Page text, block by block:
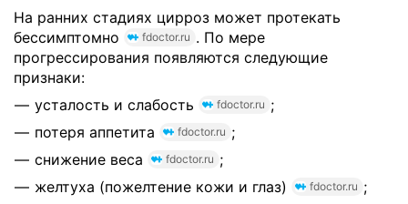
На ранних стадиях цирроз может протекать
бессимптомно
fdoctor.ru . По мере
прогрессирования появляются следующие
признаки:
усталость и слабость
fdoctor.ru ;
потеря аппетита
fdoctor.ru ;
снижение веса
fdoctor.ru ;
желтуха (пожелтение кожи и глаз)
fdoctor.ru ;